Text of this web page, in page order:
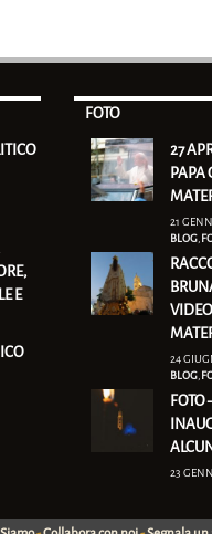
E
FOTO
27
PAPA
21
BLOG,
24
BLOG,
23